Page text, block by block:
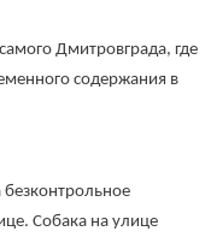
Дмитровграда, где
содержания в
безконтрольное
Собака на улице